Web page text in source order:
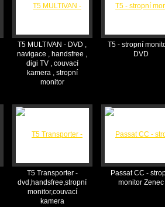
T5 MULTIVAN - DVD ,
navigace , handsfree ,
digi TV , couvací
kamera , stropní
monitor
T5 - stropní
DVD
T5 Transporter -
dvd,handsfree,stropní
monitor,couvací
kamera
Passat CC -
monitor Zenec